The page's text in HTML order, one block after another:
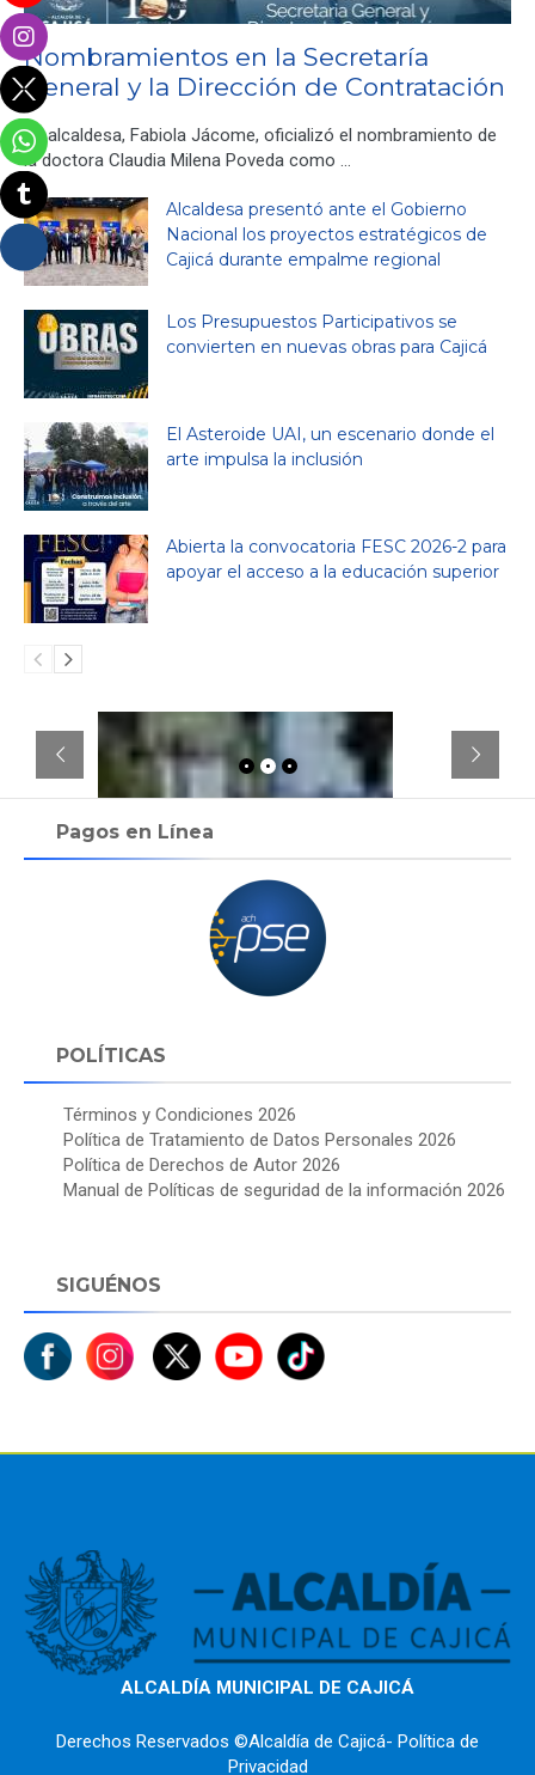
Nombramientos en la Secretaría
General y la Dirección de Contratación
La alcaldesa, Fabiola Jácome, oficializó el nombramiento de
la doctora Claudia Milena Poveda como …
Alcaldesa presentó ante el Gobierno
Nacional los proyectos estratégicos de
Cajicá durante empalme regional
Los Presupuestos Participativos se
convierten en nuevas obras para Cajicá
El Asteroide UAI, un escenario donde el
arte impulsa la inclusión
Abierta la convocatoria FESC 2026-2 para
apoyar el acceso a la educación superior
Pagos en Línea
POLÍTICAS
Términos y Condiciones 2026
Política de Tratamiento de Datos Personales 2026
Política de Derechos de Autor 2026
Manual de Políticas de seguridad de la información 2026
SIGUÉNOS
ALCALDÍA MUNICIPAL DE CAJICÁ
Derechos Reservados ©Alcaldía de Cajicá- Política de
Privacidad